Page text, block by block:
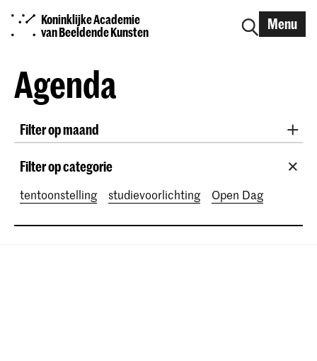
Koninklijke Academie
van Beeldende Kunsten
Menu
Agenda
Filter op maand
October 2026
November 2026
December 2026
January 2027
February 2027
March 2027
April 2027 May 2027
June 2027
Filter op categorie
tentoonstelling studievoorlichting Open Dag